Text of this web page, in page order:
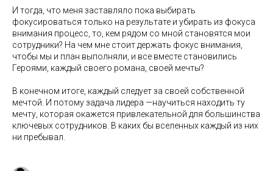
И тогда, что меня заставляло пока выбирать
фокусироваться только на результате и убирать из фокуса
внимания процесс, то, кем рядом со мной становятся мои
сотрудники? На чем мне стоит держать фокус внимания,
чтобы мы и план выполняли, и все вместе становились
Героями, каждый своего романа, своей мечты?
В конечном итоге, каждый следует за своей собственной
мечтой. И потому задача лидера —научиться находить ту
мечту, которая окажется привлекательной для большинства
ключевых сотрудников. В каких бы вселенных каждый из них
ни пребывал.